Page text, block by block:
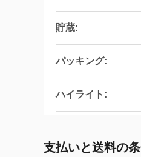
貯蔵:
パッキング:
ハイライト:
支払いと送料の